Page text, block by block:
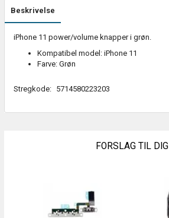
Beskrivelse
iPhone 11 power/volume knapper i grøn.
Kompatibel model: iPhone 11
Farve: Grøn
Stregkode: 5714580223203
FORSLAG TIL DIG